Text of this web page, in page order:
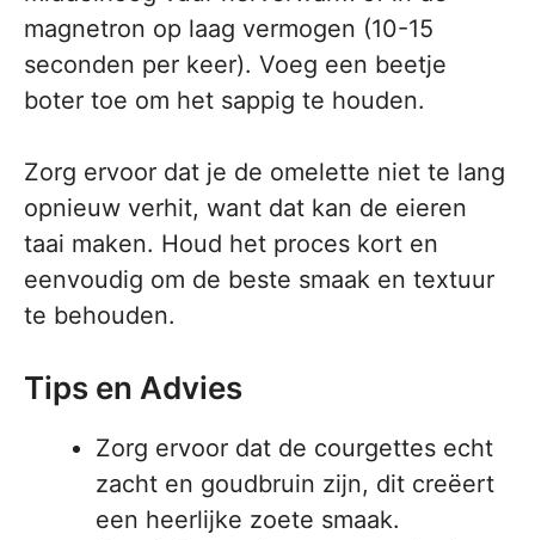
magnetron op laag vermogen (10-15
seconden per keer). Voeg een beetje
boter toe om het sappig te houden.
Zorg ervoor dat je de omelette niet te lang
opnieuw verhit, want dat kan de eieren
taai maken. Houd het proces kort en
eenvoudig om de beste smaak en textuur
te behouden.
Tips en Advies
Zorg ervoor dat de courgettes echt
zacht en goudbruin zijn, dit creëert
een heerlijke zoete smaak.